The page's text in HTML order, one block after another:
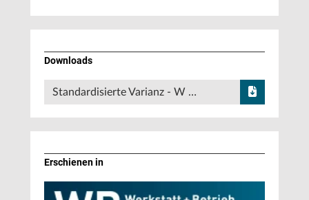
Downloads
Standardisierte Varianz - W …
Erschienen in